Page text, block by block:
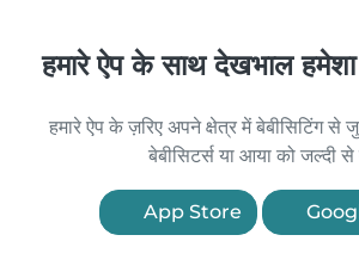
हमारे ऐप के साथ देखभाल
हमारे ऐप के ज़रिए अपने क्षेत्र में बेबीसिटिंग
बेबीसिटर्स या आया को जल्दी
App Store